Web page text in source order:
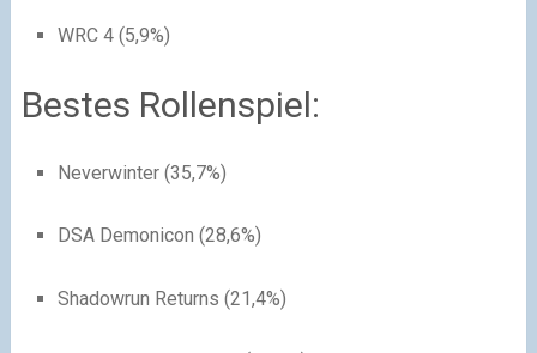
WRC 4 (5,9%)
Bestes Rollenspiel:
Neverwinter (35,7%)
DSA Demonicon (28,6%)
Shadowrun Returns (21,4%)